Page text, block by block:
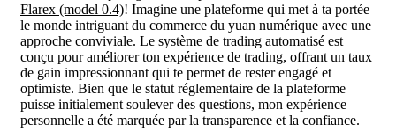
Flarex (model 0.4)! Imagine une plateforme qui met à ta portée
le monde intriguant du commerce du yuan numérique avec une
approche conviviale. Le système de trading automatisé est
conçu pour améliorer ton expérience de trading, offrant un taux
de gain impressionnant qui te permet de rester engagé et
optimiste. Bien que le statut réglementaire de la plateforme
puisse initialement soulever des questions, mon expérience
personnelle a été marquée par la transparence et la confiance.